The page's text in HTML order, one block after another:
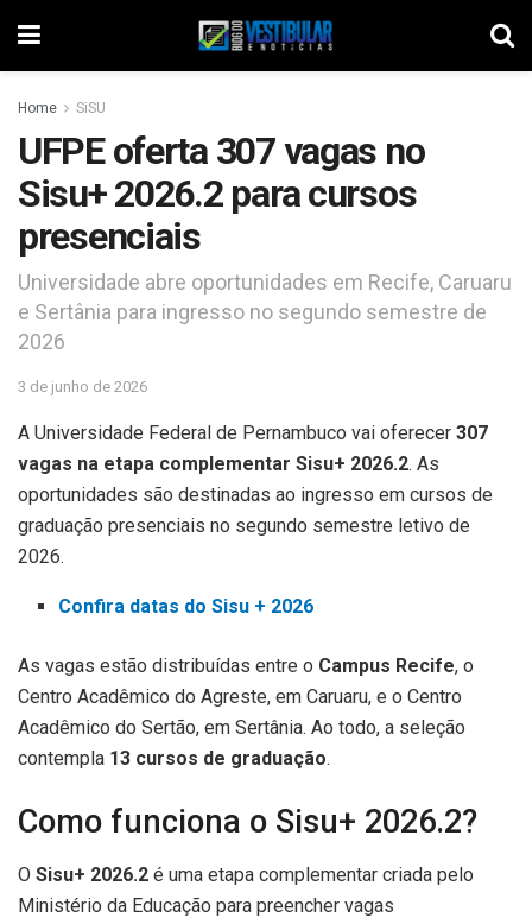
Home SiSU
UFPE oferta 307 vagas no
Sisu+ 2026.2 para cursos
presenciais
Universidade abre oportunidades em Recife, Caruaru
e Sertânia para ingresso no segundo semestre de
2026
3 de junho de 2026
A Universidade Federal de Pernambuco vai oferecer 307
vagas na etapa complementar Sisu+ 2026.2. As
oportunidades são destinadas ao ingresso em cursos de
graduação presenciais no segundo semestre letivo de
2026.
Confira datas do Sisu + 2026
As vagas estão distribuídas entre o Campus Recife, o
Centro Acadêmico do Agreste, em Caruaru, e o Centro
Acadêmico do Sertão, em Sertânia. Ao todo, a seleção
contempla 13 cursos de graduação.
Como funciona o Sisu+ 2026.2?
O Sisu+ 2026.2 é uma etapa complementar criada pelo
Ministério da Educação para preencher vagas